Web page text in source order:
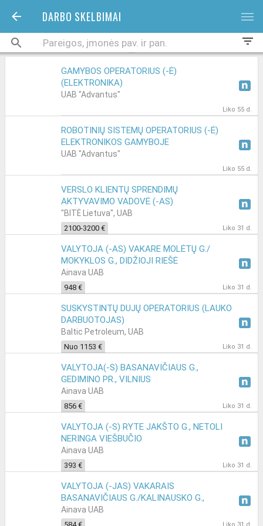
DARBO SKELBIMAI bars
filter_list
GAMYBOS OPERATORIUS (-Ė)
(ELEKTRONIKA)
UAB "Advantus"
Liko 55 d.
ROBOTINIŲ SISTEMŲ OPERATORIUS (-Ė)
ELEKTRONIKOS GAMYBOJE
UAB "Advantus"
Liko 55 d.
VERSLO KLIENTŲ SPRENDIMŲ
AKTYVAVIMO VADOVĖ (-AS)
"BITĖ Lietuva", UAB
2100-3200 € Liko 31 d.
VALYTOJA (-AS) VAKARE MOLĖTŲ G./
MOKYKLOS G., DIDŽIOJI RIEŠĖ
Ainava UAB
948 € Liko 31 d.
SUSKYSTINTŲ DUJŲ OPERATORIUS (LAUKO
DARBUOTOJAS)
Baltic Petroleum, UAB
Nuo 1153 € Liko 31 d.
VALYTOJA(-S) BASANAVIČIAUS G.,
GEDIMINO PR., VILNIUS
Ainava UAB
856 € Liko 31 d.
VALYTOJA (-S) RYTE JAKŠTO G., NETOLI
NERINGA VIEŠBUČIO
Ainava UAB
393 € Liko 31 d.
VALYTOJA (-JAS) VAKARAIS
BASANAVIČIAUS G./KALINAUSKO G.,
VILNIUJE
Ainava UAB